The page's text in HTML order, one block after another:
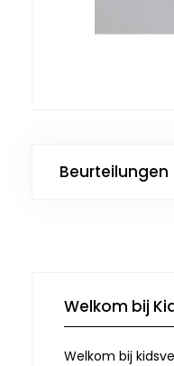
Welkom bij
Welkom bij